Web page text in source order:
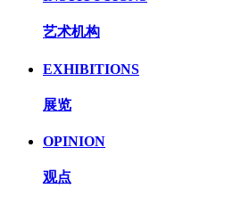
艺术机构
EXHIBITIONS
展览
OPINION
观点